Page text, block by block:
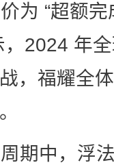
为 “超额
，2024 年
，福耀全
期中，浮